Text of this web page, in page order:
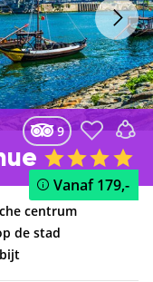
9
Vanaf179,-
centrum
de stad